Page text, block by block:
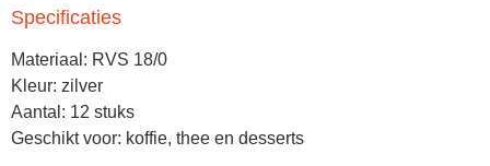
Specificaties
Materiaal: RVS 18/0
Kleur: zilver
Aantal: 12 stuks
Geschikt voor: koffie, thee en desserts